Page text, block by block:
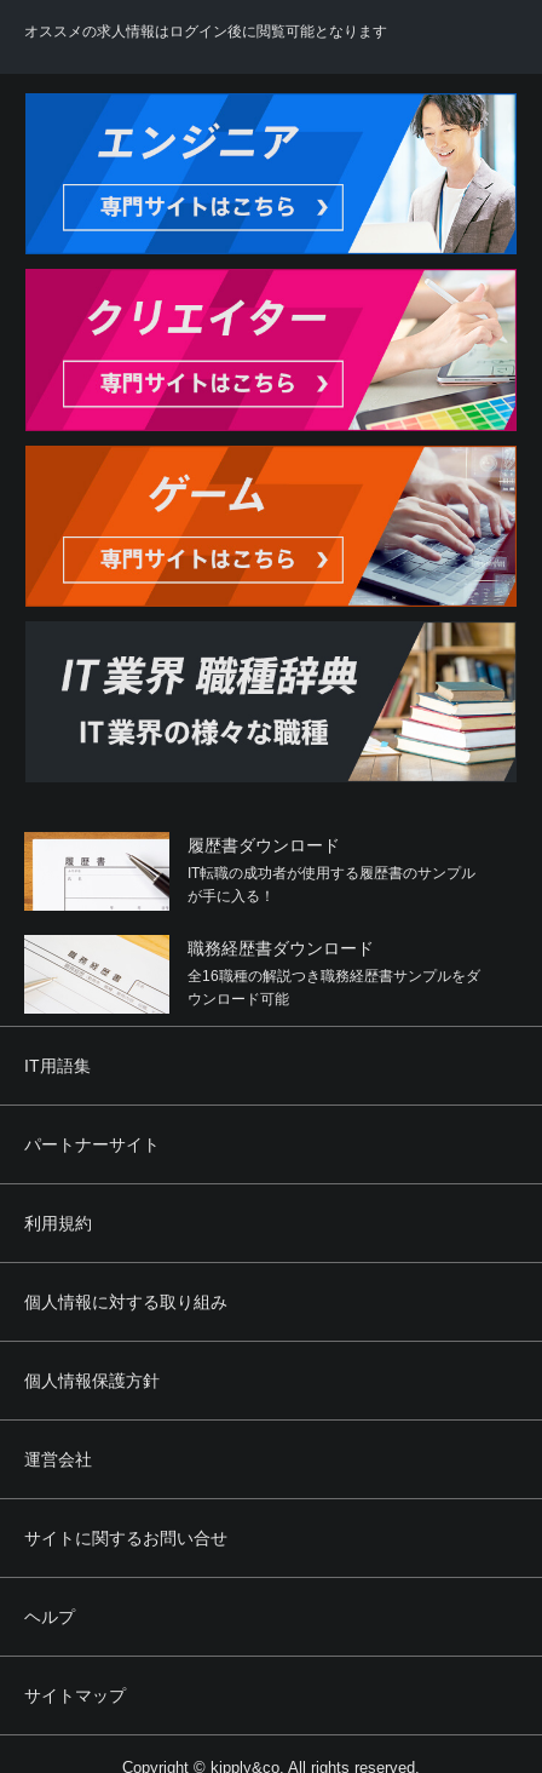
オススメの求人情報はログイン後に閲覧可能となります
履歴書ダウンロード
IT転職の成功者が使用する履歴書のサンプル
が手に入る！
職務経歴書ダウンロード
全16職種の解説つき職務経歴書サンプルをダ
ウンロード可能
IT用語集
パートナーサイト
利用規約
個人情報に対する取り組み
個人情報保護方針
運営会社
サイトに関するお問い合せ
ヘルプ
サイトマップ
Copyright © kipply&co. All rights reserved.